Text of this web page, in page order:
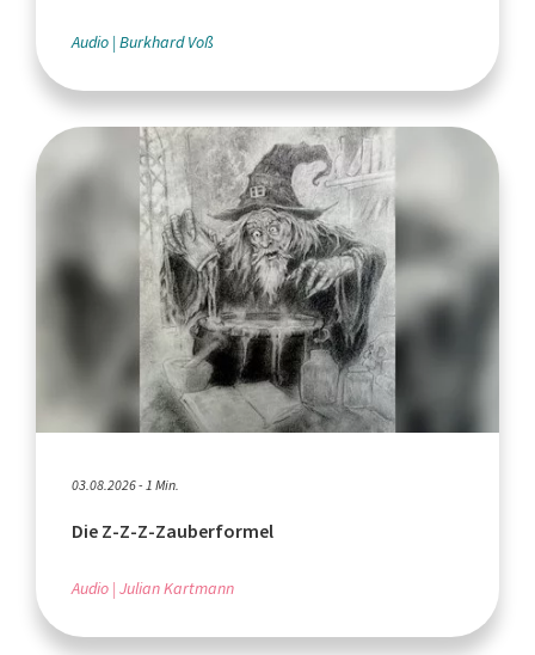
Audio Burkhard Voß
03.08.2026 - 1 Min.
Die Z-Z-Z-Zauberformel
Audio Julian Kartmann